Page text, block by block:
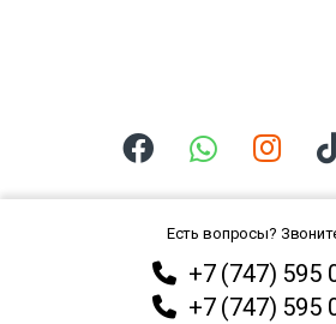
Есть вопросы?
+7 (747) 595
+7 (747) 595